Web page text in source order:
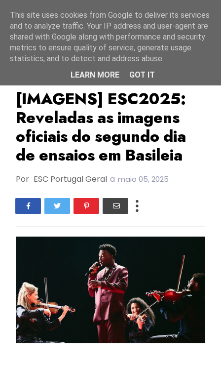
Azerbaijão Bélgica
[IMAGENS] ESC2025:
Reveladas as imagens
oficiais do segundo dia
de ensaios em Basileia
Por ESC Portugal Geral a maio 05, 2025
This site uses cookies from Google to deliver its services
and to analyze traffic. Your IP address and user-agent are
shared with Google along with performance and security
metrics to ensure quality of service, generate usage
statistics, and to detect and address abuse.
LEARN MORE
GOT IT